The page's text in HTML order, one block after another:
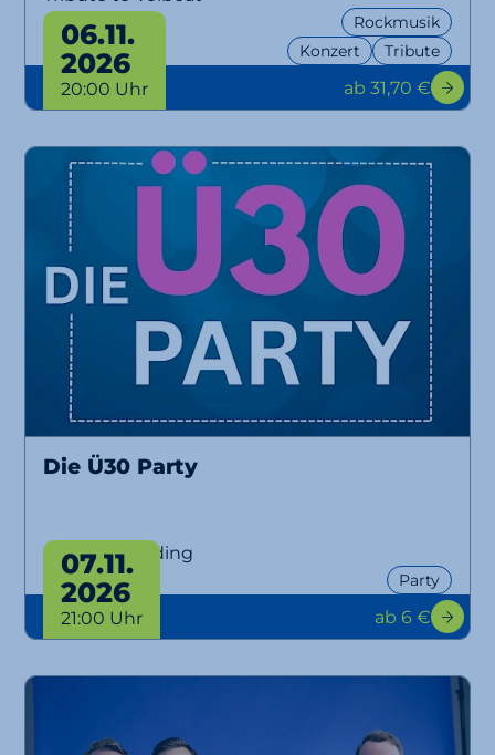
Konzert Tribute
Rockmusik
06.11.
2026
20:00 Uhr ab 31,70 €
Die Ü30 Party
Ü30 Party Erding
Party
07.11.
2026
21:00 Uhr ab 6 €